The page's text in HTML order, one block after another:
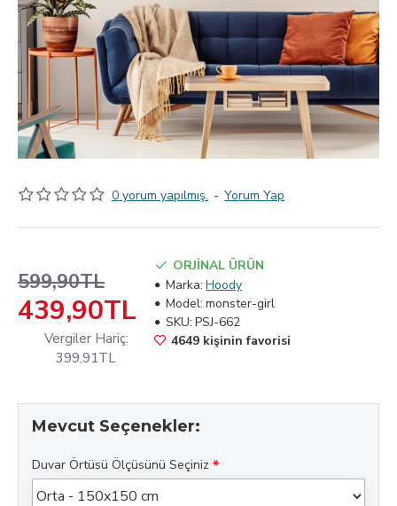
0 yorum yapılmış. - Yorum Yap
439,90TL
599,90TL
Vergiler Hariç:
399,91TL
ORJİNAL ÜRÜN
Marka: Hoody
Model: monster-girl
SKU: PSJ-662
4649 kişinin favorisi
Mevcut Seçenekler:
Duvar Örtüsü Ölçüsünü Seçiniz